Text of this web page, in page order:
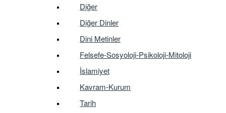
Diğer
Diğer Dinler
Dini Metinler
Felsefe-Sosyoloji-Psikoloji-Mitoloji
İslamiyet
Kavram-Kurum
Tarih